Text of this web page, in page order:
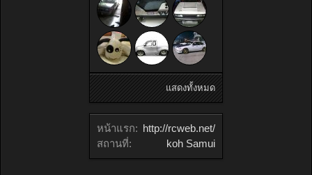
แสดงทั้งหมด
หน้าแรก: http://rcweb.net/
สถานที่:
koh Samui